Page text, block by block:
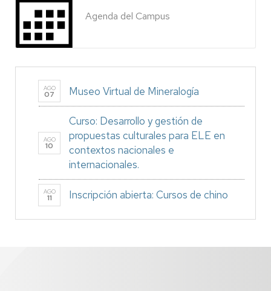
Agenda del Campus
AGO
07 Museo Virtual de Mineralogía
AGO
10
Curso: Desarrollo y gestión de
propuestas culturales para ELE en
contextos nacionales e
internacionales.
AGO
11 Inscripción abierta: Cursos de chino